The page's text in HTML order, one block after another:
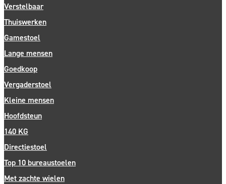
Verstelbaar
Thuiswerken
Gamestoel
Lange mensen
Goedkoop
Vergaderstoel
Kleine mensen
Hoofdsteun
140 KG
Directiestoel
Top 10 bureaustoelen
Met zachte wielen